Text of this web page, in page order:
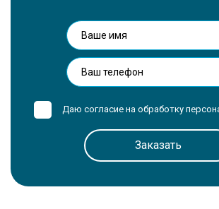
Даю согласие на обработку